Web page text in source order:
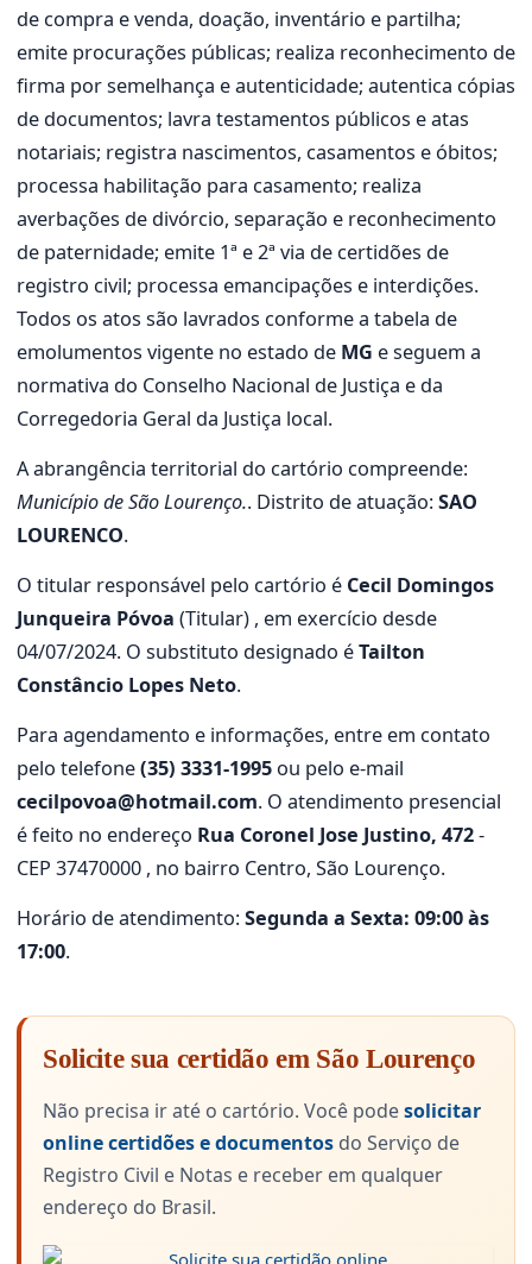
de compra e venda, doação, inventário e partilha;
emite procurações públicas; realiza reconhecimento de
firma por semelhança e autenticidade; autentica cópias
de documentos; lavra testamentos públicos e atas
notariais; registra nascimentos, casamentos e óbitos;
processa habilitação para casamento; realiza
averbações de divórcio, separação e reconhecimento
de paternidade; emite 1ª e 2ª via de certidões de
registro civil; processa emancipações e interdições.
Todos os atos são lavrados conforme a tabela de
emolumentos vigente no estado de MG e seguem a
normativa do Conselho Nacional de Justiça e da
Corregedoria Geral da Justiça local.
A abrangência territorial do cartório compreende:
Município de São Lourenço.. Distrito de atuação:SAO
LOURENCO.
O titular responsável pelo cartório é Cecil Domingos
Junqueira Póvoa (Titular) , em exercício desde
04/07/2024. O substituto designado éTailton
Constâncio Lopes Neto.
Para agendamento e informações, entre em contato
pelo telefone(35) 3331-1995 ou pelo e-mail
cecilpovoa@hotmail.com. O atendimento presencial
é feito no endereço Rua Coronel Jose Justino, 472-
CEP 37470000 , no bairro Centro, São Lourenço.
Horário de atendimento:Segunda a Sexta: 09:00 às
17:00.
Solicite sua certidão em São Lourenço
Não precisa ir até o cartório. Você podesolicitar
online certidões e documentos do Serviço de
Registro Civil e Notas e receber em qualquer
endereço do Brasil.